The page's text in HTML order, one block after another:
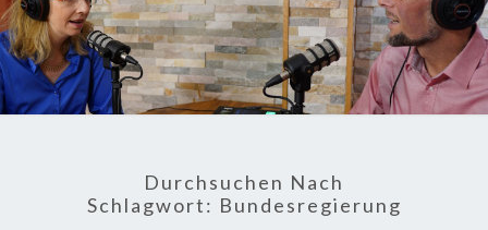
DAS IST
EINE
GUTE
FRAGE
PODCAST
Von Cornelia Und
Volker
Quaschning – Der
Podcast Zur
Klimakrise Und
Energierevolution
Energiewende-
Fakten Und
Hintergründe
Durchsuchen Nach
Schlagwort: Bundesregierung